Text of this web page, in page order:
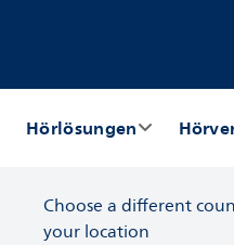
Hörlösungen
Choose a different
your location